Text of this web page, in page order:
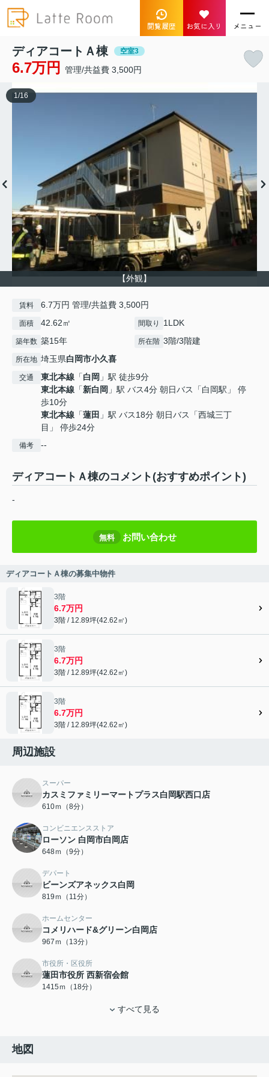
閲覧履歴 お気に入り メニュー
ディアコートＡ棟 空室3
6.7万円 管理/共益費 3,500円
【外観】
1 /16
賃料 6.7万円 管理/共益費 3,500円
面積 42.62㎡ 間取り 1LDK
築年数 築15年 所在階 3階/3階建
所在地 埼玉県白岡市小久喜
交通 東北本線 「白岡 」駅 徒歩9分
東北本線 「新白岡 」駅 バス4分 朝日バス「白岡駅」 停
歩10分
東北本線 「蓮田 」駅 バス18分 朝日バス「西城三丁
目」 停歩24分
備考 --
ディアコートＡ棟のコメント(おすすめポイント)
-
無料 お問い合わせ
ディアコートＡ棟の募集中物件
3階
6.7万円
3階 / 12.89坪(42.62㎡)
3階
6.7万円
3階 / 12.89坪(42.62㎡)
3階
6.7万円
3階 / 12.89坪(42.62㎡)
周辺施設
スーパー
カスミファミリーマートプラス白岡駅西口店
610ｍ（8分）
コンビニエンスストア
ローソン 白岡市白岡店
648ｍ（9分）
デパート
ビーンズアネックス白岡
819ｍ（11分）
ホームセンター
コメリハード&グリーン白岡店
967ｍ（13分）
市役所・区役所
蓮田市役所 西新宿会館
1415ｍ（18分）
すべて見る
地図